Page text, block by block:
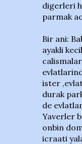
digerleri
parmak
Bir ani:
ayakli
ister
durak
de
Yaverler
onbin
icraati